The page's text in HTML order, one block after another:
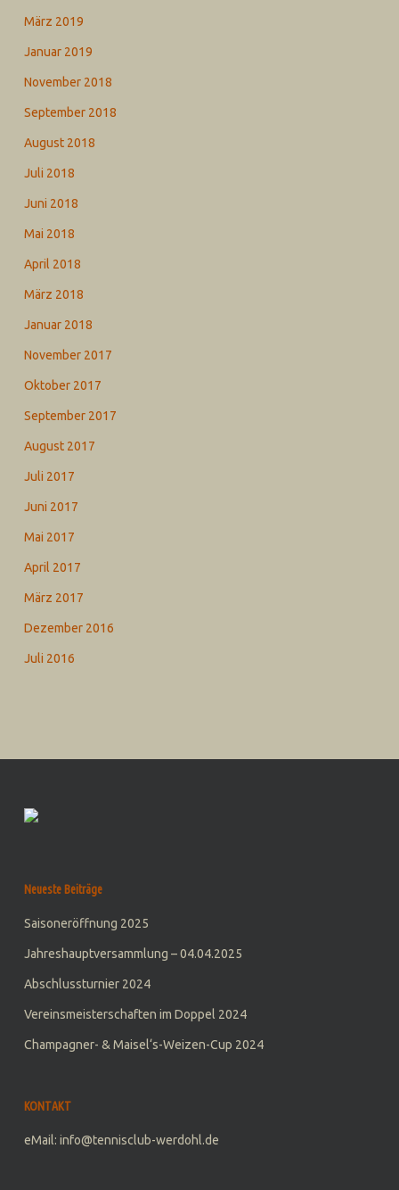
März 2019
Januar 2019
November 2018
September 2018
August 2018
Juli 2018
Juni 2018
Mai 2018
April 2018
März 2018
Januar 2018
November 2017
Oktober 2017
September 2017
August 2017
Juli 2017
Juni 2017
Mai 2017
April 2017
März 2017
Dezember 2016
Juli 2016
Neueste Beiträge
Saisoneröffnung 2025
Jahreshauptversammlung – 04.04.2025
Abschlussturnier 2024
Vereinsmeisterschaften im Doppel 2024
Champagner- & Maisel‘s-Weizen-Cup 2024
KONTAKT
eMail: info@tennisclub-werdohl.de